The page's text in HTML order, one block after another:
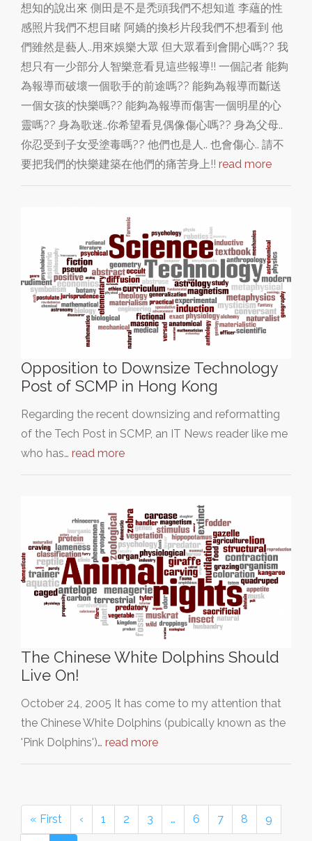
想知的說出來 側田是不是禿頭我們不想知道 李蘊的性
感照片我們不想目睹 阿嬌的換杉片段我們不想看到 他
們雖然是藝人..用來娛樂大眾 但大眾看到會開心嗎?? 我
想只有一少部分人智樂意看見這些報導!! 一個記者 能夠
為報導而破壞一個歌手的前途嗎?? 能夠為報導而斷送
一個女孩的快樂嗎?? 能夠為報導而傷害一個明星的心
靈嗎?? 身為歌迷..你希望看見偶像傷心嗎?? 身為父母..
你忍受到子女受塗毒嗎?? 他們也是人.. 也會傷心.. 請不
要把我們的快樂建築在他們的痛苦身上!! read more
Opposition to Downsize Technology
Post of SCMP in Hong Kong
Regarding the recent downsizing and reformatting
of the Tech Post in SCMP, an IT News reader like me
who has… read more
The Chinese White Dolphins Should
Live On!
October 24, 2005 It has come to my attention that
the Chinese White Dolphins (pubically known as the
'Pink Dolphins')… read more
« First ‹ 1 2 3 … 6 7 8 9